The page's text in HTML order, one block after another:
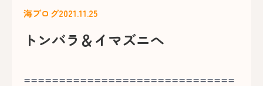
海ブログ2021.11.25
トンバラ＆イマズニへ
==============================